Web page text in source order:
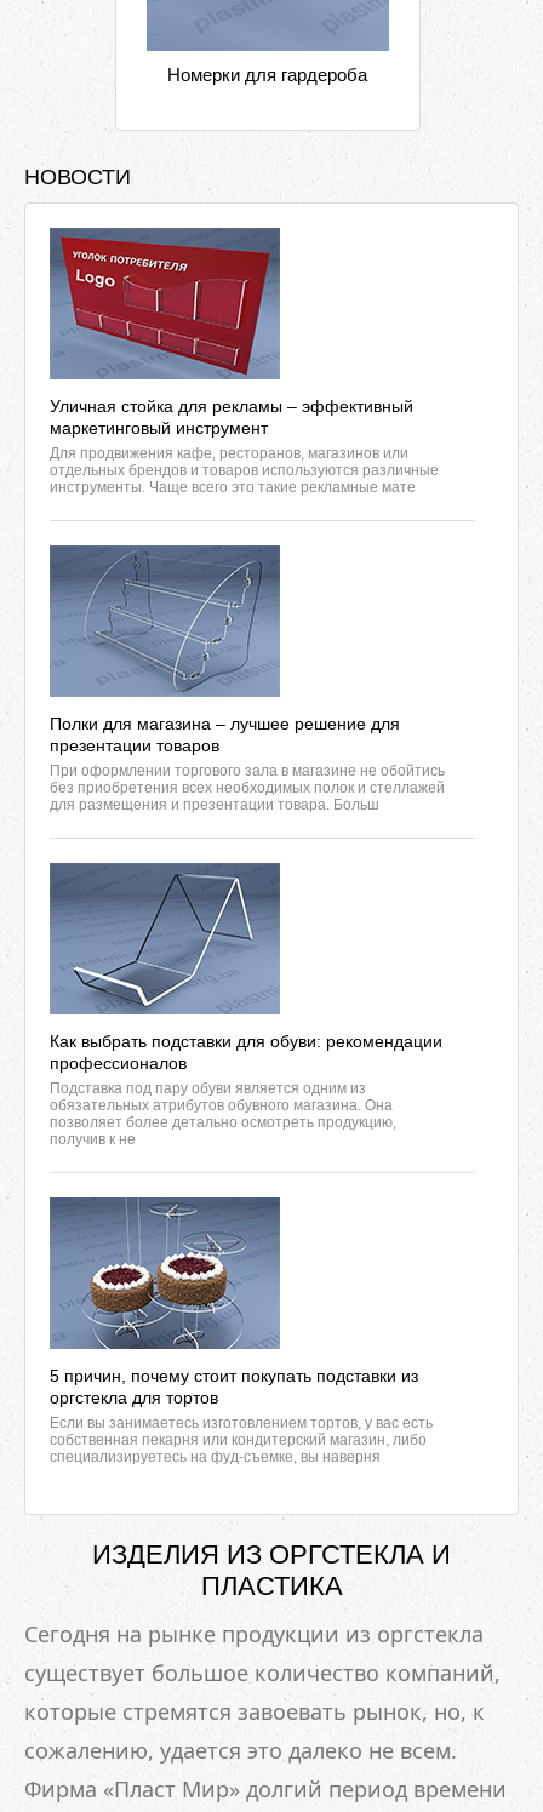
Номерки для гардероба
НОВОСТИ
Уличная стойка для рекламы – эффективный
маркетинговый инструмент
Для продвижения кафе, ресторанов, магазинов или
отдельных брендов и товаров используются различные
инструменты. Чаще всего это такие рекламные мате
Полки для магазина – лучшее решение для
презентации товаров
При оформлении торгового зала в магазине не обойтись
без приобретения всех необходимых полок и стеллажей
для размещения и презентации товара. Больш
Как выбрать подставки для обуви: рекомендации
профессионалов
Подставка под пару обуви является одним из
обязательных атрибутов обувного магазина. Она
позволяет более детально осмотреть продукцию,
получив к не
5 причин, почему стоит покупать подставки из
оргстекла для тортов
Если вы занимаетесь изготовлением тортов, у вас есть
собственная пекарня или кондитерский магазин, либо
специализируетесь на фуд-съемке, вы наверня
ИЗДЕЛИЯ ИЗ ОРГСТЕКЛА И
ПЛАСТИКА
Сегодня на рынке продукции из оргстекла
существует большое количество компаний,
которые стремятся завоевать рынок, но, к
сожалению, удается это далеко не всем.
Фирма «Пласт Мир» долгий период времени